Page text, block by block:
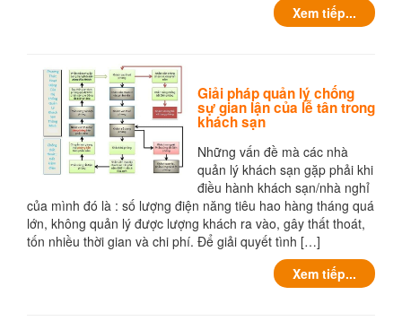
Xem tiếp...
Giải pháp quản lý chống
sự gian lận của lễ tân trong
khách sạn
Những vấn đề mà các nhà
quản lý khách sạn gặp phải khi
điều hành khách sạn/nhà nghỉ
của mình đó là : số lượng điện năng tiêu hao hàng tháng quá
lớn, không quản lý được lượng khách ra vào, gây thất thoát,
tốn nhiều thời gian và chi phí. Để giải quyết tình […]
Xem tiếp...